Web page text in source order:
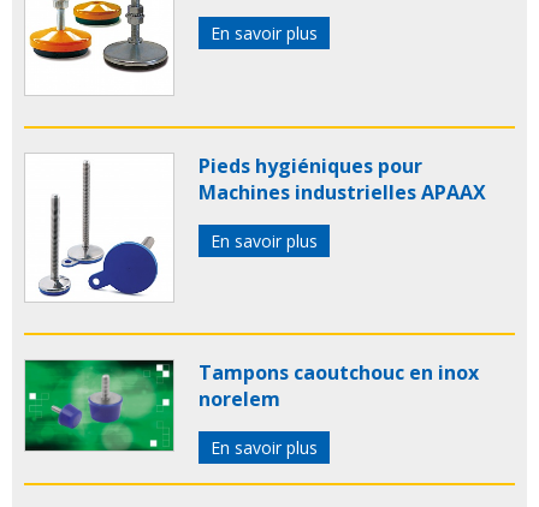
En savoir plus
Pieds hygiéniques pour
Machines industrielles APAAX
En savoir plus
Tampons caoutchouc en inox
norelem
En savoir plus